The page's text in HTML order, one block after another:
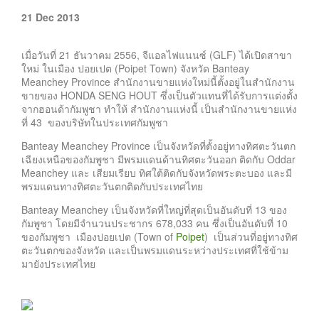
21 Dec 2013
เมื่อวันที่ 21 ธันวาคม 2556, จีแอลไฟแนนซ์ (GLF) ได้เปิดสาขา
ใหม่ ในเมือง ปอยเปต (Poipet Town) จังหวัด Banteay
Meanchey Province สำนักงานขายแห่งใหม่นี้ตั้งอยู่ในสำนักงาน
ขายของ HONDA SENG HOUT ซึ่งเป็นตัวแทนที่ได้รับการแต่งตั้ง
จากฮอนด้ากัมพูชา ทำให้ สำนักงานแห่งนี้ เป็นสำนักงานขายแห่ง
ที่ 43 ของบริษัทในประเทศกัมพูชา
Banteay Meanchey Province เป็นจังหวัดที่ตั้งอยู่ทางทิศตะวันตก
เฉียงเหนือของกัมพูชา มีพรมแดนด้านทิศตะวันออก ติดกับ Oddar
Meanchey และ เสียมเรียบ ทิศใต้ติดกับจังหวัดพระตะบอง และมี
พรมแดนทางทิศตะวันตกติดกับประเทศไทย
Banteay Meanchey เป็นจังหวัดที่ใหญ่ที่สุดเป็นอันดับที่ 13 ของ
กัมพูชา โดยมีจำนวนประชากร 678,033 คน ซึ่งเป็นอันดับที่ 10
ของกัมพูชา เมืองปอยเปต (Town of Poipet) เป็นส่วนที่อยู่ทางทิศ
ตะวันตกของจังหวัด และเป็นพรมแดนระหว่างประเทศที่ใช้ข้าม
มายังประเทศไทย